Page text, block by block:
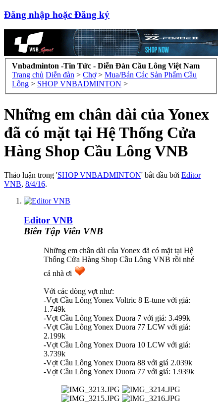
Đăng nhập hoặc Đăng ký
Vnbadminton -Tin Tức - Diễn Đàn Cầu Lông Việt Nam
Trang chủ Diễn đàn > Chợ > Mua/Bán Các Sản Phẩm Cầu
Lông > SHOP VNBADMINTON >
Những em chân dài của Yonex
đã có mặt tại Hệ Thống Cửa
Hàng Shop Cầu Lông VNB
Thảo luận trong 'SHOP VNBADMINTON' bắt đầu bởi Editor
VNB, 8/4/16.
Editor VNB
Biên Tập Viên VNB
Những em chân dài của Yonex đã có mặt tại Hệ
Thống Cửa Hàng Shop Cầu Lông VNB rồi nhé
cả nhà ơi
Với các dòng vợt như:
-Vợt Cầu Lông Yonex Voltric 8 E-tune với giá:
1.749k
-Vợt Cầu Lông Yonex Duora 7 với giá: 3.499k
-Vợt Cầu Lông Yonex Duora 77 LCW với giá:
2.199k
-Vợt Cầu Lông Yonex Duora 10 LCW với giá:
3.739k
-Vợt Cầu Lông Yonex Duora 88 với giá 2.039k
-Vợt Cầu Lông Yonex Duora 77 với giá: 1.939k